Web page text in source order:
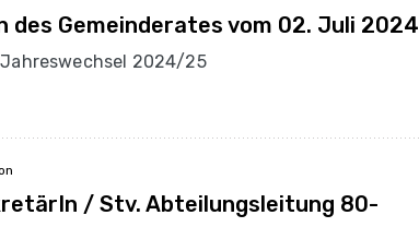
des Gemeinderates vom 02. Juli 2024
2024/25
/ Stv. Abteilungsleitung 80-